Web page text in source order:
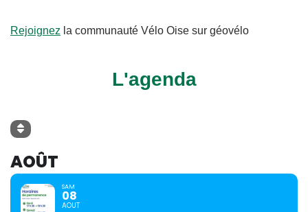
Rejoignez la communauté Vélo Oise sur géovélo
L'agenda
AOÛT
SAM
08
AOUT